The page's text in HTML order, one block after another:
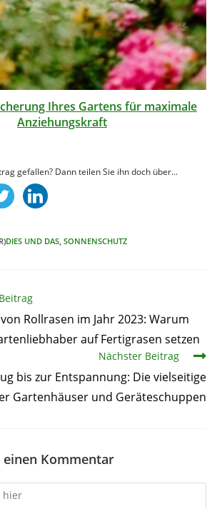
Ihres Gartens für maximale
Anziehungskraft
gefallen? Dann teilen Sie ihn doch über...
DIES UND DAS SONNENSCHUTZ
Rollrasen im Jahr 2023: Warum
auf Fertigrasen setzen
Nächster Beitrag
bis zur Entspannung: Die vielseitige
Gartenhäuser und Geräteschuppen
einen Kommentar